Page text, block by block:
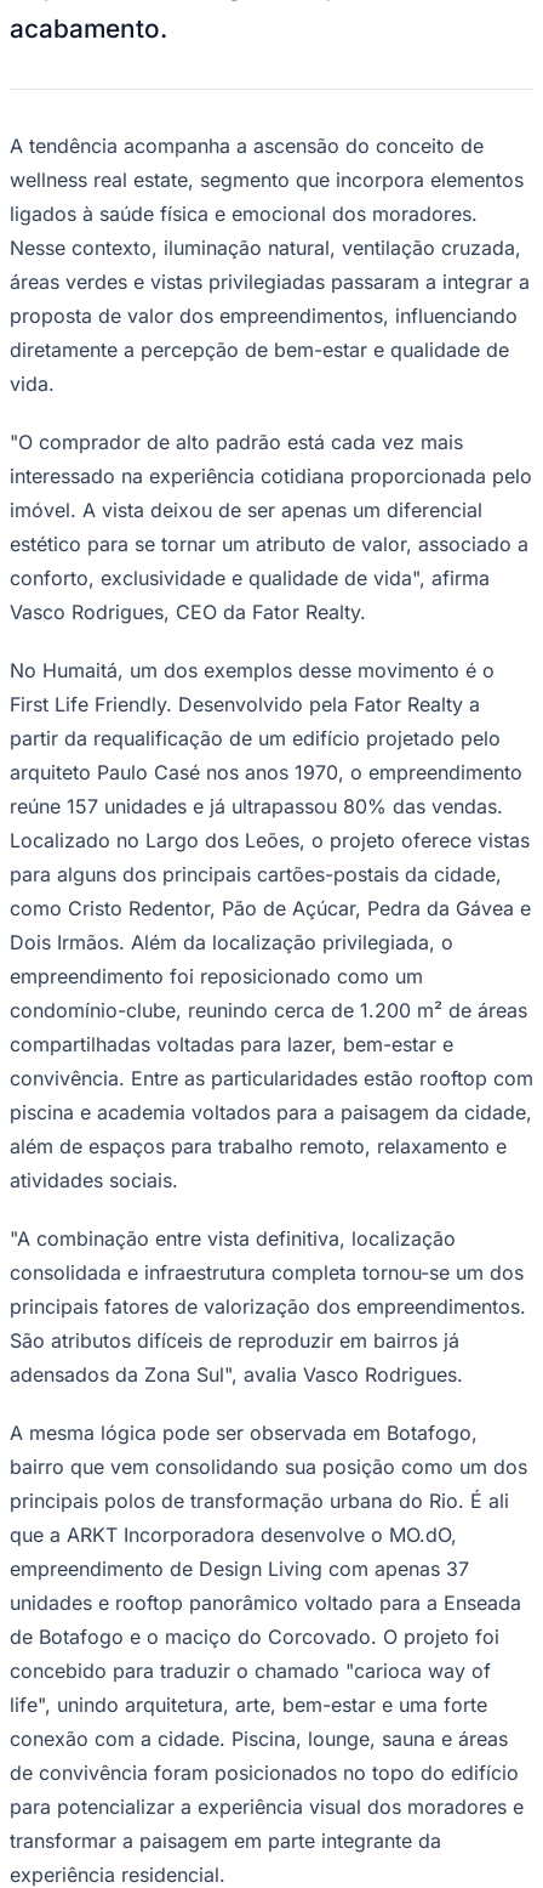
Palmeiras
São Paulo
acabamento.
A tendência acompanha a ascensão do conceito de
wellness real estate, segmento que incorpora elementos
ligados à saúde física e emocional dos moradores.
Nesse contexto, iluminação natural, ventilação cruzada,
áreas verdes e vistas privilegiadas passaram a integrar a
proposta de valor dos empreendimentos, influenciando
diretamente a percepção de bem-estar e qualidade de
vida.
"O comprador de alto padrão está cada vez mais
interessado na experiência cotidiana proporcionada pelo
imóvel. A vista deixou de ser apenas um diferencial
estético para se tornar um atributo de valor, associado a
conforto, exclusividade e qualidade de vida", afirma
Vasco Rodrigues, CEO da Fator Realty.
No Humaitá, um dos exemplos desse movimento é o
First Life Friendly. Desenvolvido pela Fator Realty a
partir da requalificação de um edifício projetado pelo
arquiteto Paulo Casé nos anos 1970, o empreendimento
reúne 157 unidades e já ultrapassou 80% das vendas.
Localizado no Largo dos Leões, o projeto oferece vistas
para alguns dos principais cartões-postais da cidade,
como Cristo Redentor, Pão de Açúcar, Pedra da Gávea e
Dois Irmãos. Além da localização privilegiada, o
empreendimento foi reposicionado como um
condomínio-clube, reunindo cerca de 1.200 m² de áreas
compartilhadas voltadas para lazer, bem-estar e
convivência. Entre as particularidades estão rooftop com
piscina e academia voltados para a paisagem da cidade,
além de espaços para trabalho remoto, relaxamento e
atividades sociais.
"A combinação entre vista definitiva, localização
consolidada e infraestrutura completa tornou-se um dos
principais fatores de valorização dos empreendimentos.
São atributos difíceis de reproduzir em bairros já
adensados da Zona Sul", avalia Vasco Rodrigues.
A mesma lógica pode ser observada em Botafogo,
bairro que vem consolidando sua posição como um dos
principais polos de transformação urbana do Rio. É ali
que a ARKT Incorporadora desenvolve o MO.dO,
empreendimento de Design Living com apenas 37
unidades e rooftop panorâmico voltado para a Enseada
de Botafogo e o maciço do Corcovado. O projeto foi
concebido para traduzir o chamado "carioca way of
life", unindo arquitetura, arte, bem-estar e uma forte
conexão com a cidade. Piscina, lounge, sauna e áreas
de convivência foram posicionados no topo do edifício
para potencializar a experiência visual dos moradores e
transformar a paisagem em parte integrante da
experiência residencial.